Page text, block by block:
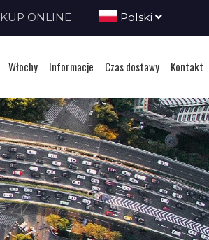
KUP ONLINE Polski
Włochy Informacje Czas dostawy Kontakt